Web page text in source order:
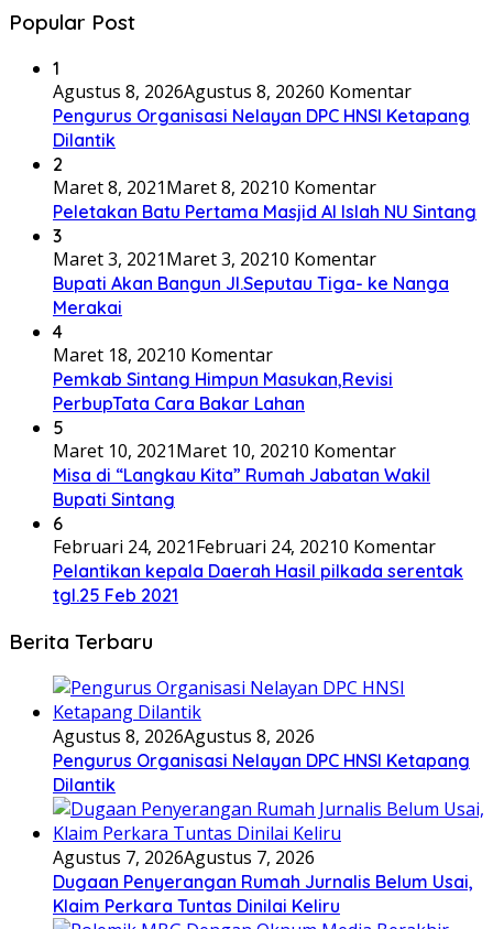
Popular Post
1
Agustus 8, 2026Agustus 8, 20260 Komentar
Pengurus Organisasi Nelayan DPC HNSI Ketapang
Dilantik
2
Maret 8, 2021Maret 8, 20210 Komentar
Peletakan Batu Pertama Masjid Al Islah NU Sintang
3
Maret 3, 2021Maret 3, 20210 Komentar
Bupati Akan Bangun Jl.Seputau Tiga- ke Nanga
Merakai
4
Maret 18, 20210 Komentar
Pemkab Sintang Himpun Masukan,Revisi
PerbupTata Cara Bakar Lahan
5
Maret 10, 2021Maret 10, 20210 Komentar
Misa di “Langkau Kita” Rumah Jabatan Wakil
Bupati Sintang
6
Februari 24, 2021Februari 24, 20210 Komentar
Pelantikan kepala Daerah Hasil pilkada serentak
tgl.25 Feb 2021
Berita Terbaru
Agustus 8, 2026Agustus 8, 2026
Pengurus Organisasi Nelayan DPC HNSI Ketapang
Dilantik
Agustus 7, 2026Agustus 7, 2026
Dugaan Penyerangan Rumah Jurnalis Belum Usai,
Klaim Perkara Tuntas Dinilai Keliru